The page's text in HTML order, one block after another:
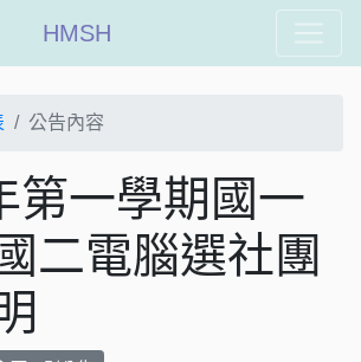
HMSH
公告內容
第一學期國一
二電腦選社團